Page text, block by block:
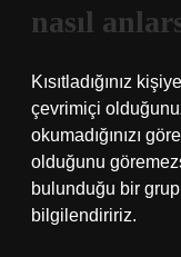
nasıl
Kısıtladığınız
çevrimiçi
okumadığınızı
olduğunu
bulunduğu bir
bilgilendiririz.